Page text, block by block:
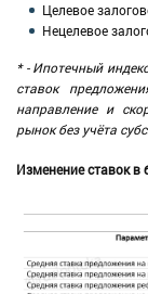
Целевое
Нецелевое
* - Ипотечный
ставок
направление и
рынок без учёта
Изменение ставок в